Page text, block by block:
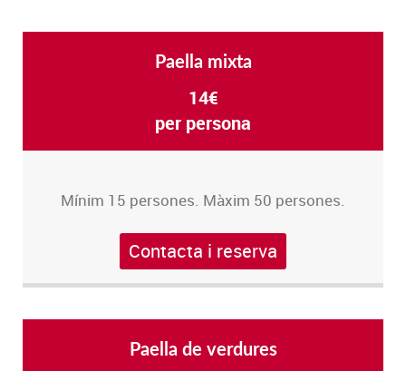
Paella mixta
14€
per persona
Mínim 15 persones. Màxim 50 persones.
Contacta i reserva
Paella de verdures